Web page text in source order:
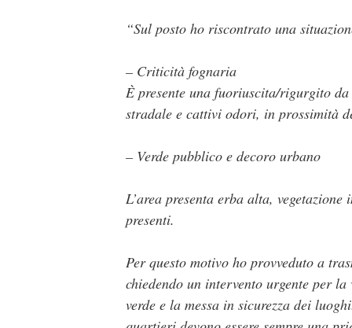
“Sul posto ho riscontrato una
– Criticità fognaria
È presente una fuoriuscita/rigurgito
stradale e cattivi odori, in prossimità
– Verde pubblico e decoro urbano
L’area presenta erba alta,
presenti.
Per questo motivo ho provveduto a
chiedendo un intervento urgente per
verde e la messa in sicurezza dei